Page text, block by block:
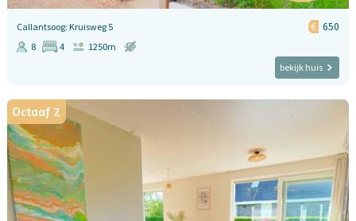
Callantsoog: Kruisweg 5 650
8 4
1250m
bekijk huis
Octaaf 2